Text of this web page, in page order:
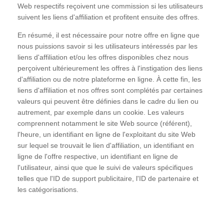
Web respectifs reçoivent une commission si les utilisateurs
suivent les liens d'affiliation et profitent ensuite des offres.
En résumé, il est nécessaire pour notre offre en ligne que
nous puissions savoir si les utilisateurs intéressés par les
liens d'affiliation et/ou les offres disponibles chez nous
perçoivent ultérieurement les offres à l'instigation des liens
d'affiliation ou de notre plateforme en ligne. À cette fin, les
liens d'affiliation et nos offres sont complétés par certaines
valeurs qui peuvent être définies dans le cadre du lien ou
autrement, par exemple dans un cookie. Les valeurs
comprennent notamment le site Web source (référent),
l'heure, un identifiant en ligne de l'exploitant du site Web
sur lequel se trouvait le lien d'affiliation, un identifiant en
ligne de l'offre respective, un identifiant en ligne de
l'utilisateur, ainsi que que le suivi de valeurs spécifiques
telles que l'ID de support publicitaire, l'ID de partenaire et
les catégorisations.